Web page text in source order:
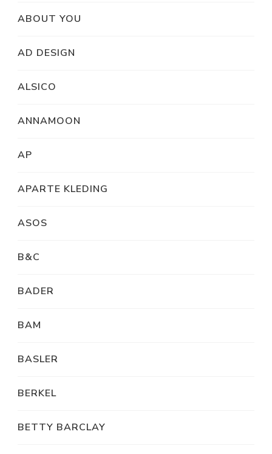
ABOUT YOU
AD DESIGN
ALSICO
ANNAMOON
AP
APARTE KLEDING
ASOS
B&C
BADER
BAM
BASLER
BERKEL
BETTY BARCLAY